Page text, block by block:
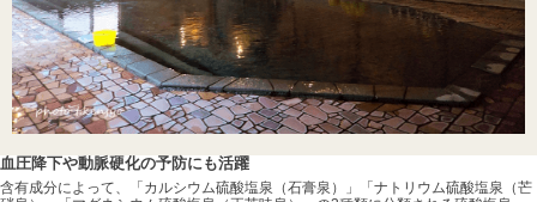
血圧降下や動脈硬化の予防にも活躍
含有成分によって、「カルシウム硫酸塩泉（石膏泉）」「ナトリウム硫酸塩泉（芒